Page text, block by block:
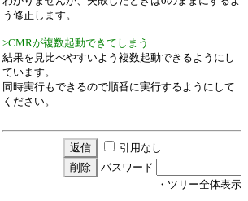
う修正します。
>CMRが複数起動できてしまう
結果を見比べやすいよう複数起動できるようにし
ています。
同時実行もできるので順番に実行するようにして
ください。
引用なし
パスワード
・ツリー全体表示